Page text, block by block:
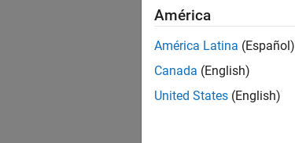
América
América Latina (Español)
Canada (English)
United States (English)